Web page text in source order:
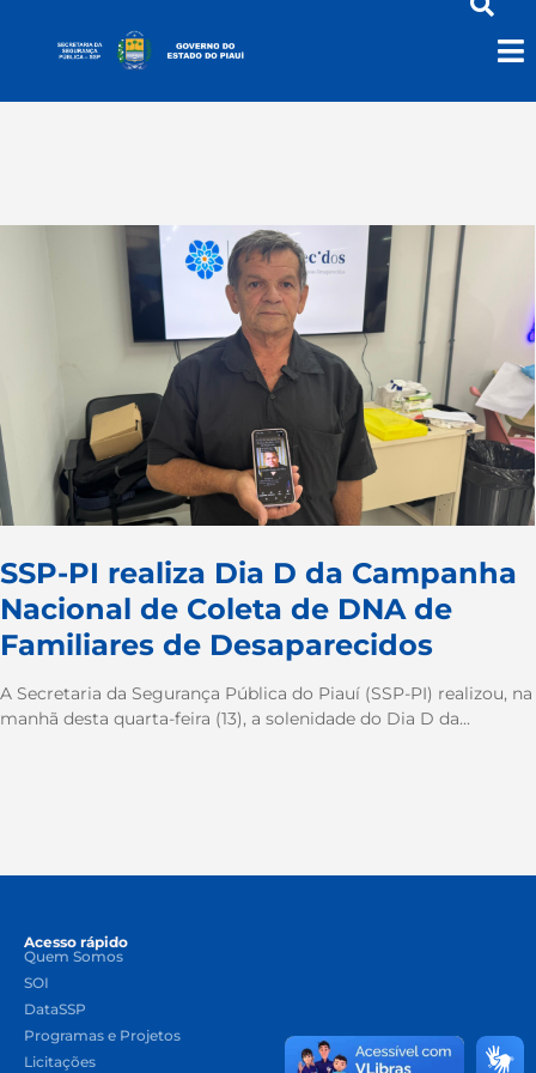
Coleta de DNA
SSP-PI realiza Dia D da Campanha
Nacional de Coleta de DNA de
Familiares de Desaparecidos
A Secretaria da Segurança Pública do Piauí (SSP-PI) realizou, na
manhã desta quarta-feira (13), a solenidade do Dia D da...
Acesso rápido
Quem Somos
SOI
DataSSP
Programas e Projetos
Licitações